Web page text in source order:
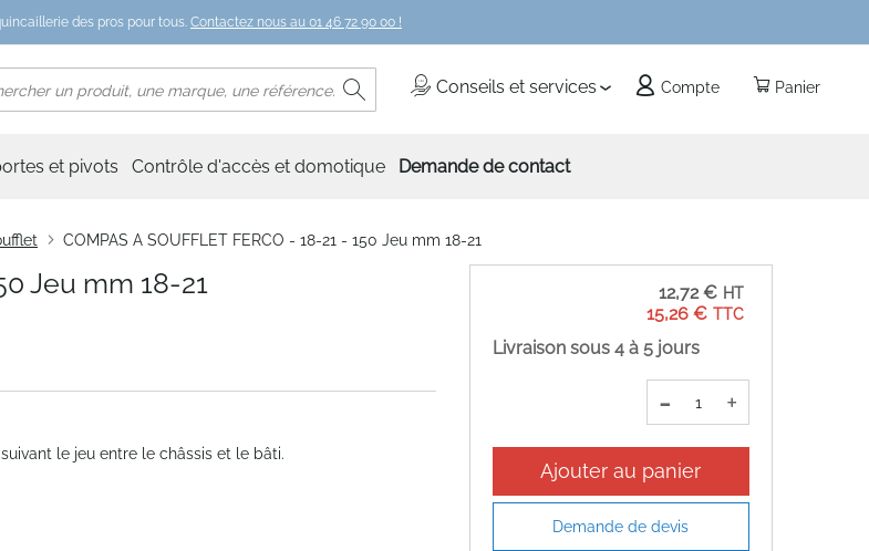
des pros pour tous. Contactez nous au 01 46 72 90 00 !
Panier
Conseils et services Compte
Rechercher
et pivots Contrôle d'accès et domotique Demande de contact
COMPAS A SOUFFLET FERCO - 18-21 - 150 Jeu mm 18-21
Jeu mm 18-21
le jeu entre le châssis et le bâti.
15,26 €
12,72 €
Livraison sous 4 à 5 jours
- +
Ajouter au panier
Demande de devis